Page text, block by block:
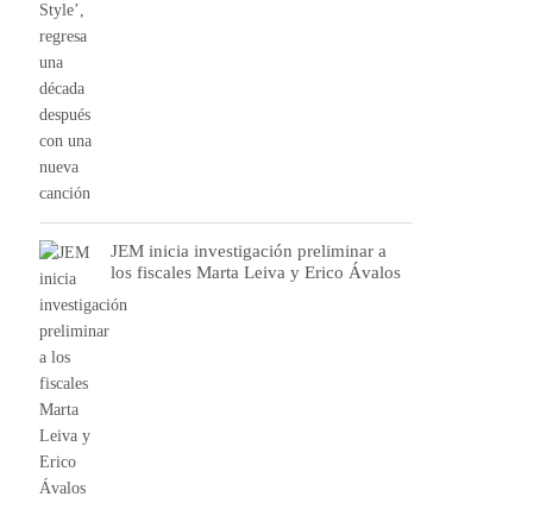
JEM inicia investigación preliminar a
los fiscales Marta Leiva y Erico Ávalos